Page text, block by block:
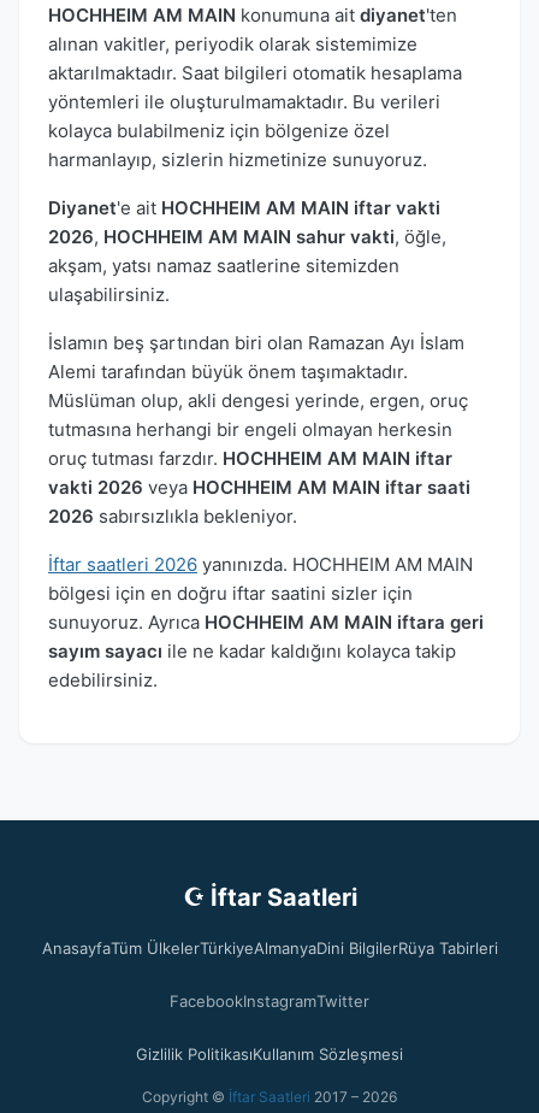
HOCHHEIM AM MAIN konumuna ait diyanet'ten
alınan vakitler, periyodik olarak sistemimize
aktarılmaktadır. Saat bilgileri otomatik hesaplama
yöntemleri ile oluşturulmamaktadır. Bu verileri
kolayca bulabilmeniz için bölgenize özel
harmanlayıp, sizlerin hizmetinize sunuyoruz.
Diyanet'e ait HOCHHEIM AM MAIN iftar vakti
2026, HOCHHEIM AM MAIN sahur vakti, öğle,
akşam, yatsı namaz saatlerine sitemizden
ulaşabilirsiniz.
İslamın beş şartından biri olan Ramazan Ayı İslam
Alemi tarafından büyük önem taşımaktadır.
Müslüman olup, akli dengesi yerinde, ergen, oruç
tutmasına herhangi bir engeli olmayan herkesin
oruç tutması farzdır. HOCHHEIM AM MAIN iftar
vakti 2026 veya HOCHHEIM AM MAIN iftar saati
2026 sabırsızlıkla bekleniyor.
İftar saatleri 2026 yanınızda. HOCHHEIM AM MAIN
bölgesi için en doğru iftar saatini sizler için
sunuyoruz. Ayrıca HOCHHEIM AM MAIN iftara geri
sayım sayacı ile ne kadar kaldığını kolayca takip
edebilirsiniz.
☪ İftar Saatleri
AnasayfaTüm ÜlkelerTürkiyeAlmanyaDini BilgilerRüya Tabirleri
FacebookInstagramTwitter
Gizlilik PolitikasıKullanım Sözleşmesi
Copyright © İftar Saatleri 2017 – 2026